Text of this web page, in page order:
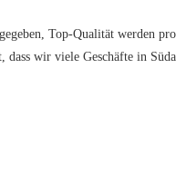
Top-Qualität werden
wir viele Geschäfte in